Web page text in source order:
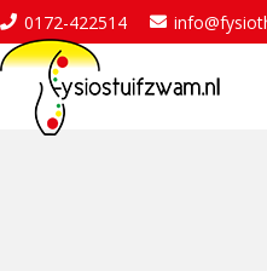
0172-422514